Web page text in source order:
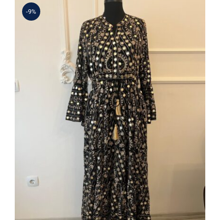
-9%
İban Elbise